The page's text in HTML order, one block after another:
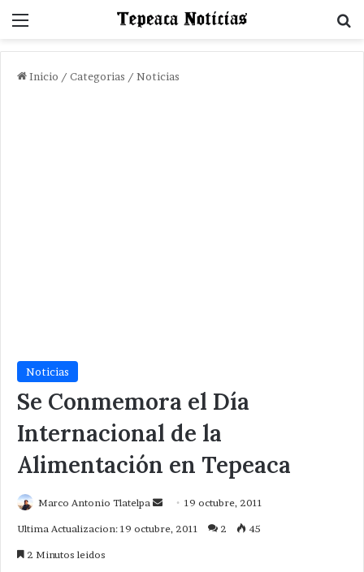
Menu
Inicio / Categorias / Noticias
Noticias
Se Conmemora el Día
Internacional de la
Alimentación en Tepeaca
Marco Antonio Tlatelpa
Send19 octubre, 2011
Ultima Actualizacion: 19 octubre, 2011 2 45
2 Minutos leidos